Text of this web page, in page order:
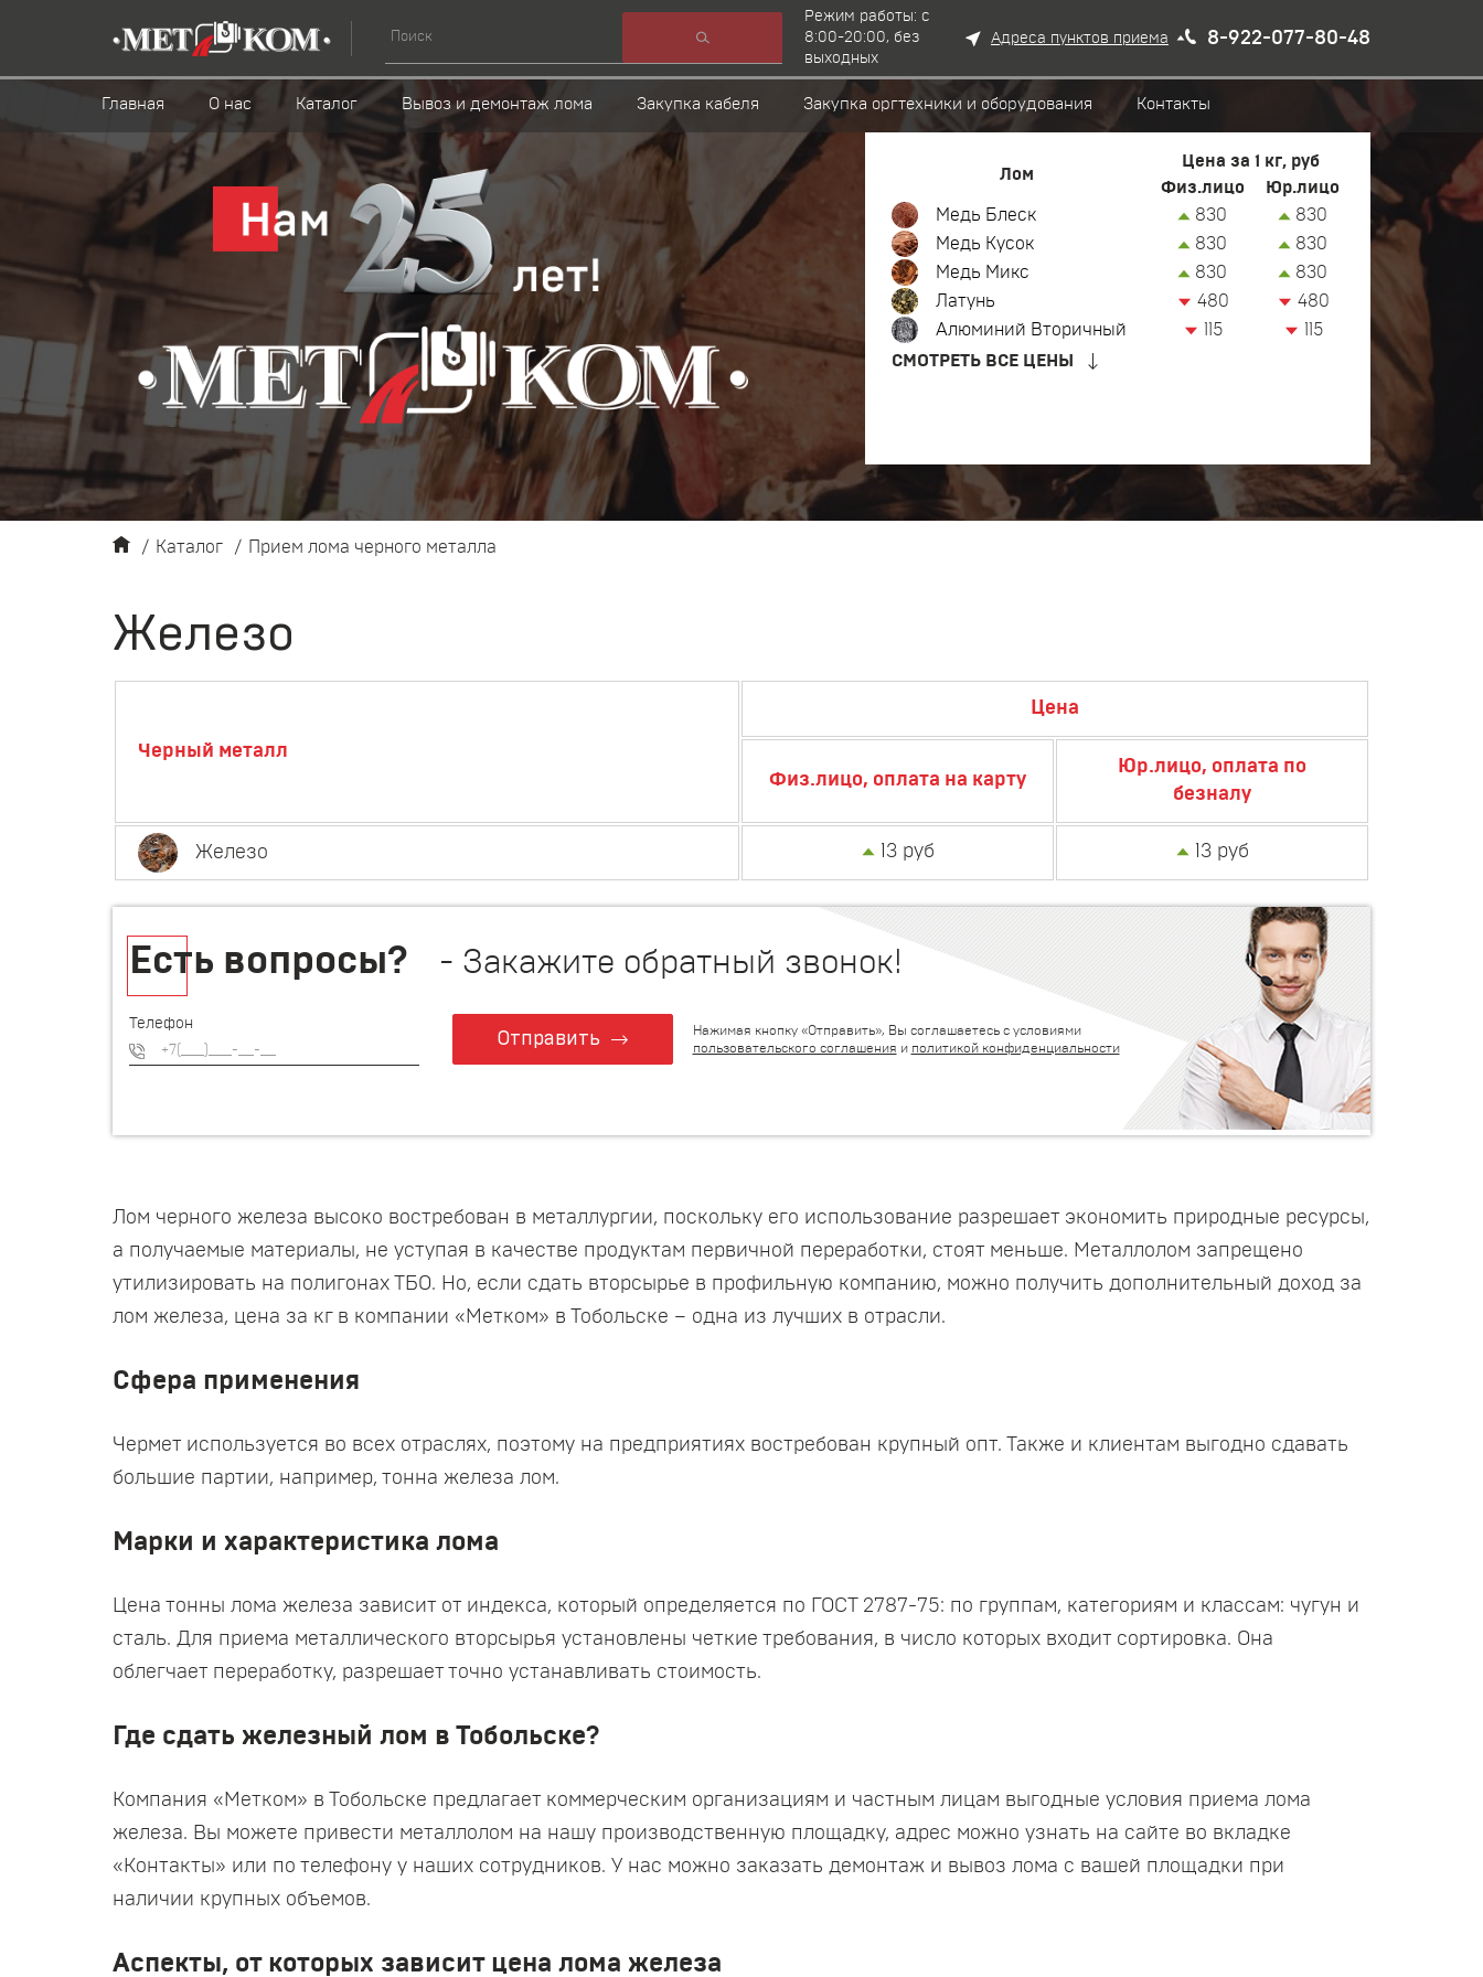
Режим работы: c
8:00-20:00, без
выходных
Адреса пунктов приема 8-922-077-80-48
Главная О нас Каталог Вывоз и демонтаж лома Закупка кабеля Закупка оргтехники и оборудования Контакты
Лом
Цена за 1 кг, руб
Физ.лицо
Юр.лицо
Медь Блеск
830
830
Медь Кусок
830
830
Медь Микс
830
830
Латунь
480
480
Алюминий Вторичный
115
115
СМОТРЕТЬ ВСЕ ЦЕНЫ
/ Каталог / Прием лома черного металла
Железо
Черный металл
Цена
Физ.лицо, оплата на карту
Юр.лицо, оплата по
безналу
Железо 13 руб 13 руб
Есть вопросы? - Закажите обратный звонок!
Телефон
Отправить
Нажимая кнопку «Отправить», Вы соглашаетесь с условиями
пользовательского соглашения и политикой конфиденциальности
Лом черного железа высоко востребован в металлургии, поскольку его использование разрешает экономить природные ресурсы,
а получаемые материалы, не уступая в качестве продуктам первичной переработки, стоят меньше. Металлолом запрещено
утилизировать на полигонах ТБО. Но, если сдать вторсырье в профильную компанию, можно получить дополнительный доход за
лом железа, цена за кг в компании «Метком» в Тобольске – одна из лучших в отрасли.
Сфера применения
Чермет используется во всех отраслях, поэтому на предприятиях востребован крупный опт. Также и клиентам выгодно сдавать
большие партии, например, тонна железа лом.
Марки и характеристика лома
Цена тонны лома железа зависит от индекса, который определяется по ГОСТ 2787-75: по группам, категориям и классам: чугун и
сталь. Для приема металлического вторсырья установлены четкие требования, в число которых входит сортировка. Она
облегчает переработку, разрешает точно устанавливать стоимость.
Где сдать железный лом в Тобольске?
Компания «Метком» в Тобольске предлагает коммерческим организациям и частным лицам выгодные условия приема лома
железа. Вы можете привести металлолом на нашу производственную площадку, адрес можно узнать на сайте во вкладке
«Контакты» или по телефону у наших сотрудников. У нас можно заказать демонтаж и вывоз лома с вашей площадки при
наличии крупных объемов.
Аспекты, от которых зависит цена лома железа